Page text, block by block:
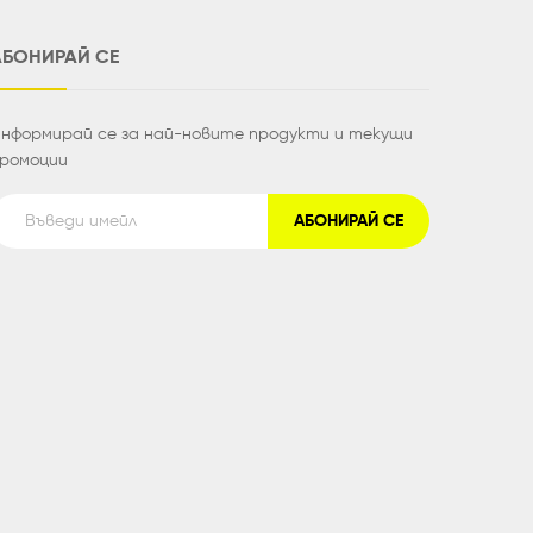
СЕ
се за най-новите продукти и текущи
АБОНИРАЙ СЕ